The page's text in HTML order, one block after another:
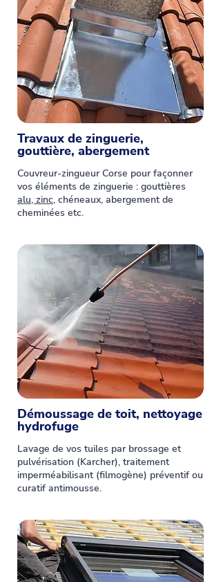
Travaux de zinguerie,
gouttière, abergement
Couvreur-zingueur Corse pour façonner
vos éléments de zinguerie : gouttières
alu, zinc, chéneaux, abergement de
cheminées etc.
Démoussage de toit, nettoyage
hydrofuge
Lavage de vos tuiles par brossage et
pulvérisation (Karcher), traitement
imperméabilisant (filmogène) préventif ou
curatif antimousse.